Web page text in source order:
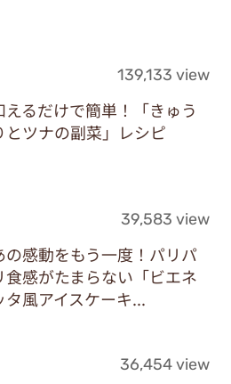
139,133 view
えるだけで簡単！「きゅう
とツナの副菜」レシピ
39,583 view
の感動をもう一度！パリパ
食感がたまらない「ビエネ
タ風アイスケーキ...
36,454 view